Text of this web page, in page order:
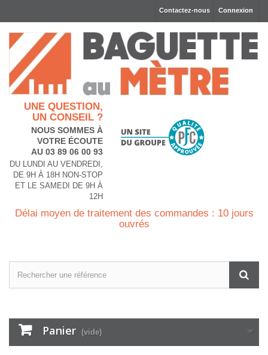
Connexion
Contactez-nous
UNE QUESTION,
UN CONSEIL ?
NOUS SOMMES À
VOTRE ÉCOUTE
AU 03 89 06 00 93
DU LUNDI AU VENDREDI,
DE 9H À 18H NON-STOP
ET LE SAMEDI DE 9H À
12H
Délai moyen de traitement des commandes : 10 jours
ouvrés
Panier (vide)